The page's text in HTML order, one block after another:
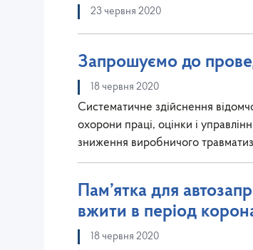
23 червня 2020
Запрошуємо до
18 червня 2020
Систематичне здійснення
охорони праці, оцінки і
зниження виробничого
Пам’ятка для
вжити в період
18 червня 2020